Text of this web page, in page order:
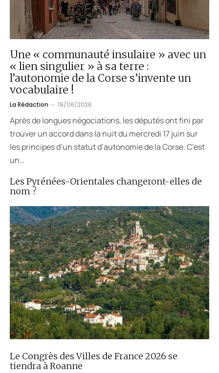
Les Pyrénées-Orientales changeront-elles de
nom ?
Le Congrès des Villes de France 2026 se
tiendra à Roanne
Une « communauté insulaire » avec un
« lien singulier » à sa terre :
l’autonomie de la Corse s’invente un
vocabulaire !
La Rédaction 19/06/2026
Après de longues négociations, les députés ont fini par
trouver un accord dans la nuit du mercredi 17 juin sur
les principes d’un statut d’autonomie de la Corse. C’est
un…